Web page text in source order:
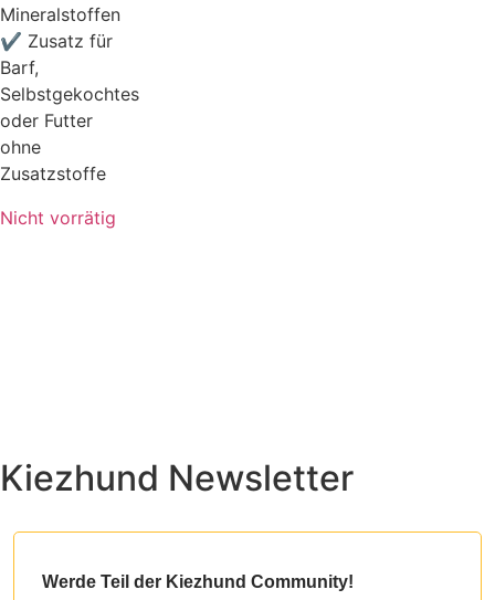
Mineralstoffen
✔ Zusatz für
Barf,
Selbstgekochtes
oder Futter
ohne
Zusatzstoffe
Nicht vorrätig
Kiezhund Newsletter
Werde Teil der Kiezhund Community!